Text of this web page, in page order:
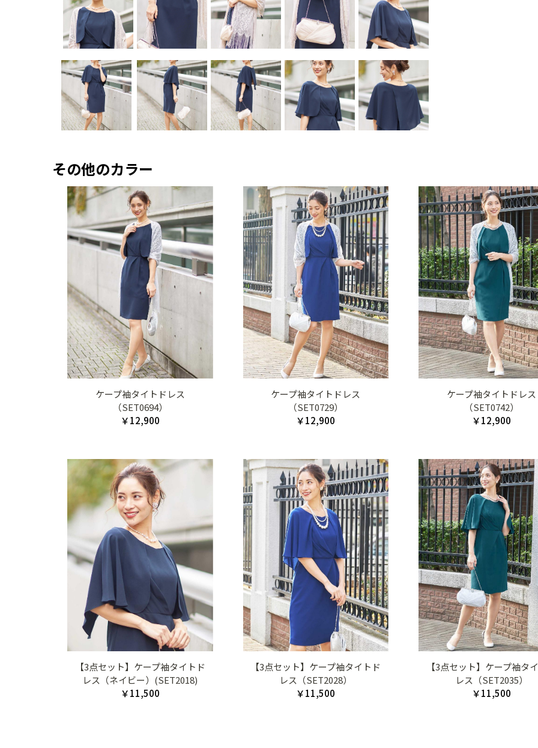
その他のカラー
ケープ袖タイトドレス
（SET0694）
￥12,900
ケープ袖タイトドレス
（SET0729）
￥12,900
ケープ袖タイトドレス
（SET0742）
￥12,900
【3点セット】ケープ袖タイトド
レス（ネイビー）(SET2018)
￥11,500
【3点セット】ケープ袖タイトド
レス（SET2028）
￥11,500
【3点セット】ケープ袖タ
レス（SET2035）
￥11,500